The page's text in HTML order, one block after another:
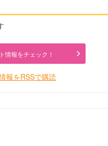
情報をチェック！
報をRSSで購読